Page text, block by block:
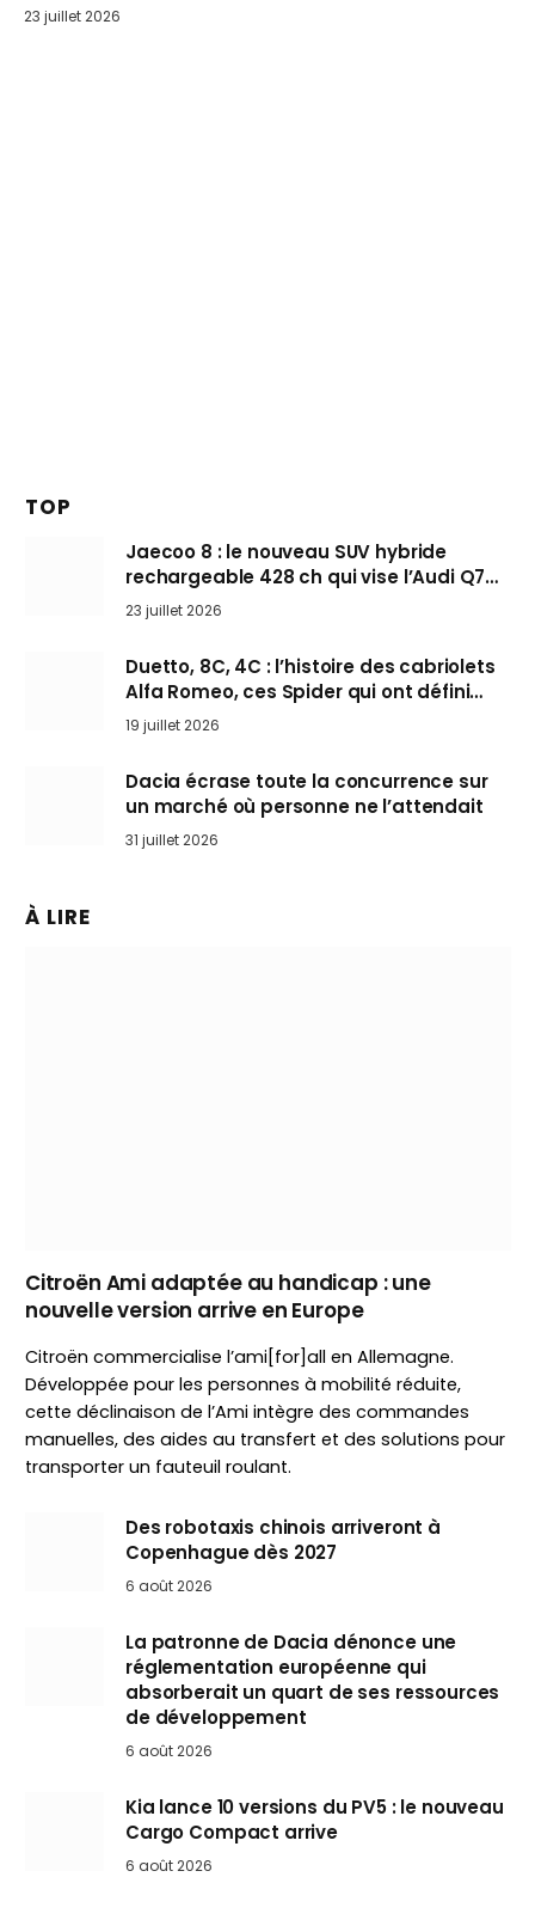
23 juillet 2026
TOP
Jaecoo 8 : le nouveau SUV hybride
rechargeable 428 ch qui vise l’Audi Q7
arrive en Europe cet automne
23 juillet 2026
Duetto, 8C, 4C : l’histoire des cabriolets
Alfa Romeo, ces Spider qui ont défini
l’art de rouler cheveux au vent
19 juillet 2026
Dacia écrase toute la concurrence sur
un marché où personne ne l’attendait
31 juillet 2026
À LIRE
Citroën Ami adaptée au handicap : une
nouvelle version arrive en Europe
Citroën commercialise l’ami[for]all en Allemagne.
Développée pour les personnes à mobilité réduite,
cette déclinaison de l’Ami intègre des commandes
manuelles, des aides au transfert et des solutions pour
transporter un fauteuil roulant.
Des robotaxis chinois arriveront à
Copenhague dès 2027
6 août 2026
La patronne de Dacia dénonce une
réglementation européenne qui
absorberait un quart de ses ressources
de développement
6 août 2026
Kia lance 10 versions du PV5 : le nouveau
Cargo Compact arrive
6 août 2026